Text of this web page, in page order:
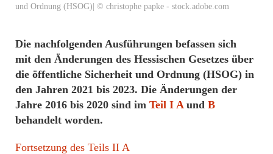
und Ordnung (HSOG)| © christophe papke - stock.adobe.com
Die nachfolgenden Ausführungen befassen sich
mit den Änderungen des Hessischen Gesetzes über
die öffentliche Sicherheit und Ordnung (HSOG) in
den Jahren 2021 bis 2023. Die Änderungen der
Jahre 2016 bis 2020 sind im Teil I A und B
behandelt worden.
Fortsetzung des Teils II A